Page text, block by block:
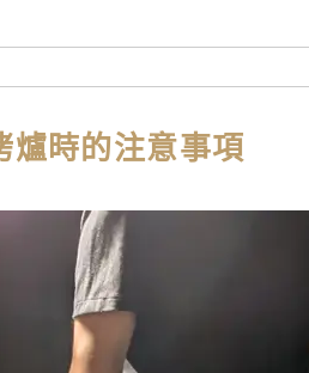
爐時的注意事項